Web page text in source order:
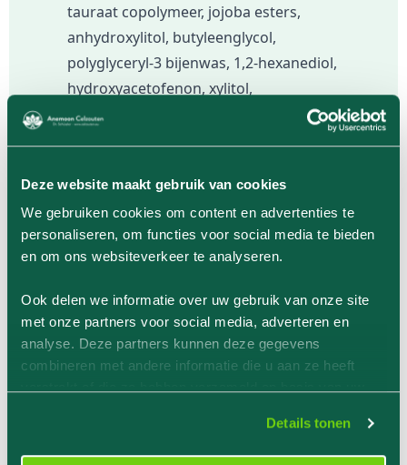
Deze website maakt gebruik van cookies
We gebruiken cookies om content en advertenties te
personaliseren, om functies voor social media te bieden
en om ons websiteverkeer te analyseren.
Ook delen we informatie over uw gebruik van onze site
met onze partners voor social media, adverteren en
analyse. Deze partners kunnen deze gegevens
combineren met andere informatie die u aan ze heeft
Details tonen
tauraat copolymeer, jojoba esters,
anhydroxylitol, butyleenglycol,
polyglyceryl-3 bijenwas, 1,2-hexanediol,
hydroxyacetofenon, xylitol,
methylpropanediol, allantoïne,
rapeseedate ferment, xanthaangom,
ethoxydiglycol, dinatrium EDTA,
glucose, adenosine, sorbitan
isostearaat, ethylhexylglycerine,
sodium lauraat, cyclodextrine,
laurinezuur, sodium polyacrylaat,
PVM/MA copolymeer, octyldodecanol,
glycolipiden, cafeïne, C12-13 pareth-9,
collageen aminozuren, ceramide NP,
resveratrol, arginine, glycogeen,